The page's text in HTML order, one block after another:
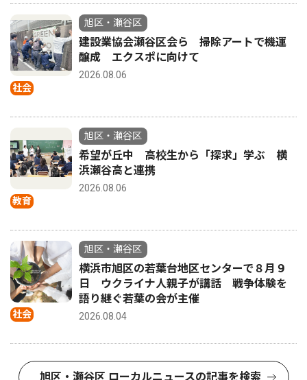
社会
旭区・瀬谷区
建設業協会瀬谷区会ら 掃除アートで機運
醸成 エクスポに向けて
2026.08.06
教育
旭区・瀬谷区
希望が丘中 高校生から「探求」学ぶ 横
浜瀬谷高と連携
2026.08.06
社会
旭区・瀬谷区
横浜市旭区の若葉台地区センターで８月９
日 ウクライナ人親子が講話 戦争体験を
語り継ぐ若葉の会が主催
2026.08.04
旭区・瀬谷区 ローカルニュースの記事を検索